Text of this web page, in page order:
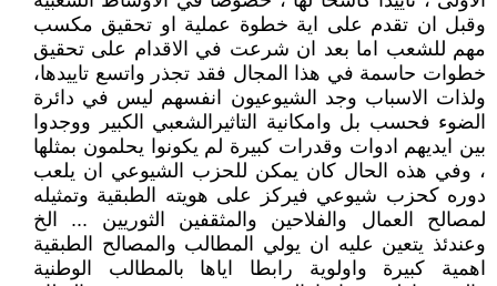
وقبل ان تقدم على اية خطوة عملية او تحقيق مكسب
مهم للشعب اما بعد ان شرعت في الاقدام على تحقيق
خطوات حاسمة في هذا المجال فقد تجذر واتسع تاييدها،
ولذات الاسباب وجد الشيوعيون انفسهم ليس في دائرة
الضوء فحسب بل وامكانية التاثيرالشعبي الكبير ووجدوا
بين ايديهم ادوات وقدرات كبيرة لم يكونوا يحلمون بمثلها
، وفي هذه الحال كان يمكن للحزب الشيوعي ان يلعب
دوره كحزب شيوعي فيركز على هويته الطبقية وتمثيله
لمصالح العمال والفلاحين والمثقفين الثوريين ... الخ
وعندئذ يتعين عليه ان يولي المطالب والمصالح الطبقية
اهمية كبيرة واولوية رابطا اياها بالمطالب الوطنية